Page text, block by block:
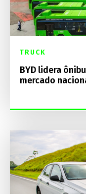
TRUCK
BYD lidera
mercado